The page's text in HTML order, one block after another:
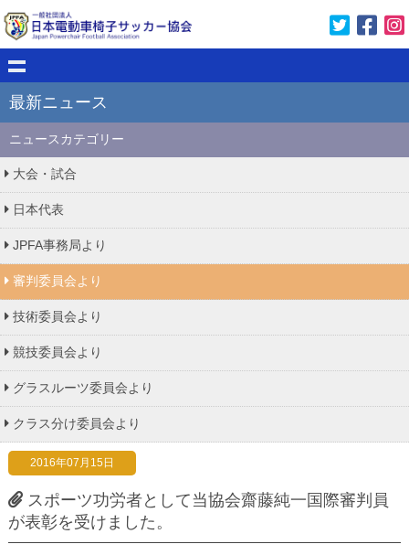
最新ニュース
ニュースカテゴリー
大会・試合
日本代表
JPFA事務局より
審判委員会より
技術委員会より
競技委員会より
グラスルーツ委員会より
クラス分け委員会より
2016年07月15日
スポーツ功労者として当協会齋藤純一国際審判員
が表彰を受けました。